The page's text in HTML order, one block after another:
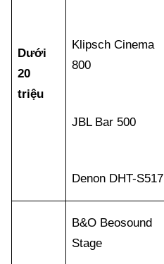
Dưới
20
triệu
Klipsch Cinema
800
JBL Bar 500
Denon DHT-S517
B&O Beosound
Stage